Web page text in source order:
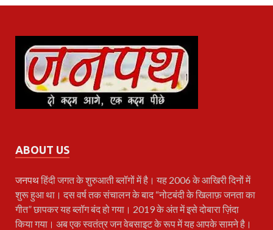
ABOUT US
जनपथहिंदी जगत के शुरुआती ब्लॉगों में है। यह 2006 के आखिरी दिनों में
शुरू हुआ था। दस वर्ष तक संचालन के बाद “नोटबंदी के खिलाफ़ जनता का
गीत” छापकर यह ब्लॉग बंद हो गया। 2019 के अंत में इसे दोबारा ज़िंदा
किया गया। अब एक स्वतंत्र जन वेबसाइट के रूप में यह आपके सामने है।